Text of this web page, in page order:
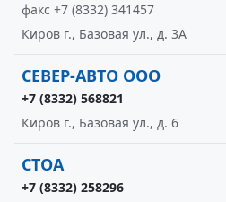
факс +7 (8332) 341457
Киров г., Базовая ул., д. 3А
СЕВЕР-АВТО ООО
+7 (8332) 568821
Киров г., Базовая ул., д. 6
СТОА
+7 (8332) 258296